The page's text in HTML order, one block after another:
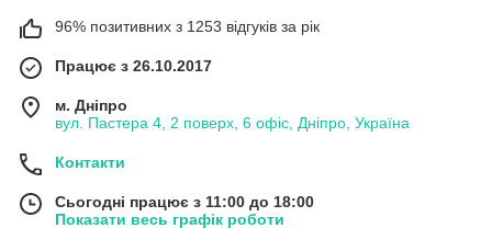
96% позитивних з 1253 відгуків за рік
Працює з 26.10.2017
м. Дніпро
вул. Пастера 4, 2 поверх, 6 офіс, Дніпро, Україна
Контакти
Сьогодні працює з 11:00 до 18:00
Показати весь графік роботи